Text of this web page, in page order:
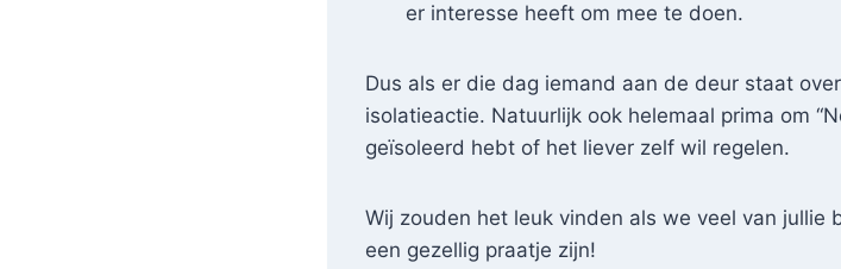
er interesse heeft om mee te doen.
Dus als er die dag iemand aan de deur staat
isolatieactie. Natuurlijk ook helemaal prima om
geïsoleerd hebt of het liever zelf wil regelen.
Wij zouden het leuk vinden als we veel van jullie
een gezellig praatje zijn!